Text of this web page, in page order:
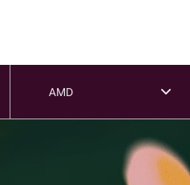
AMD